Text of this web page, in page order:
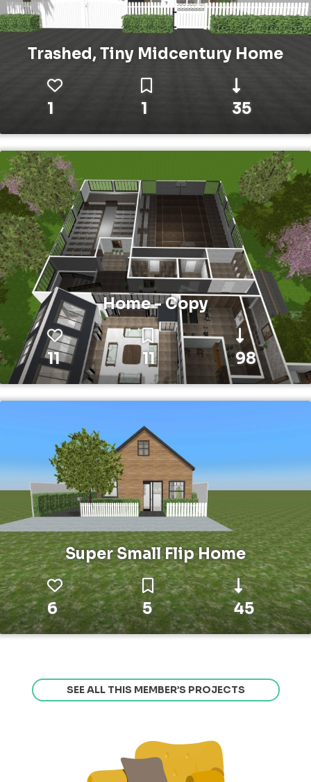
Trashed, Tiny Midcentury Home
1 1 35
Home - Copy
11 11 98
Super Small Flip Home
6 5 45
SEE ALL THIS MEMBER’S PROJECTS